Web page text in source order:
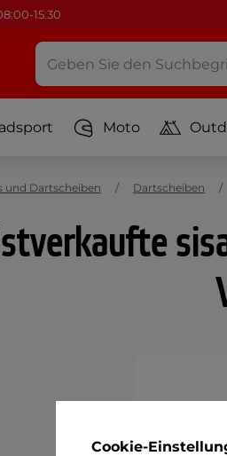
15:30
Moto
und Dartscheiben Dartscheiben
Cookie-